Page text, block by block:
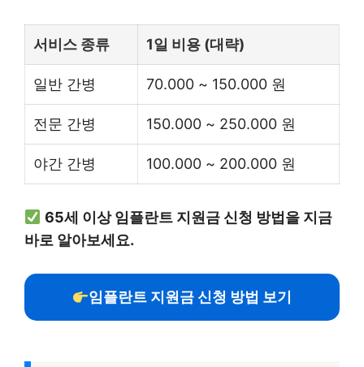
서비스 종류 1일 비용 (대략)
일반 간병 70.000 ~ 150.000 원
전문 간병 150.000 ~ 250.000 원
야간 간병 100.000 ~ 200.000 원
65세 이상 임플란트 지원금 신청 방법을 지금
바로 알아보세요.
임플란트 지원금 신청 방법 보기